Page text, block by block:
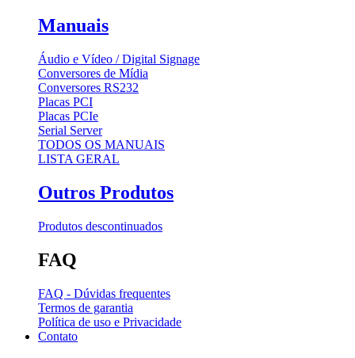
Manuais
Áudio e Vídeo / Digital Signage
Conversores de Mídia
Conversores RS232
Placas PCI
Placas PCIe
Serial Server
TODOS OS MANUAIS
LISTA GERAL
Outros Produtos
Produtos descontinuados
FAQ
FAQ - Dúvidas frequentes
Termos de garantia
Política de uso e Privacidade
Contato